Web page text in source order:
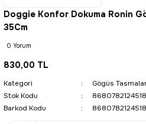
Doggie Konfor Dokuma Ronin
35Cm
0 Yorum
830,00 TL
Kategori
Gögüs
Stok Kodu
8680782124518
Barkod Kodu
8680782124518